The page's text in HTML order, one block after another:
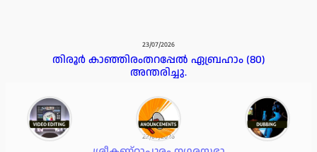
23/07/2026
തിരൂർ കാഞ്ഞിരംതറപ്പേൽ ഏബ്രഹാം (80)
അന്തരിച്ചു.
22/07/2026